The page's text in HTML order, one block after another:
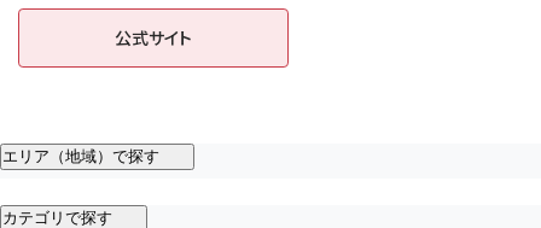
公式サイト（新しいタブで開きます）
エリア（地域）で探す
カテゴリで探す